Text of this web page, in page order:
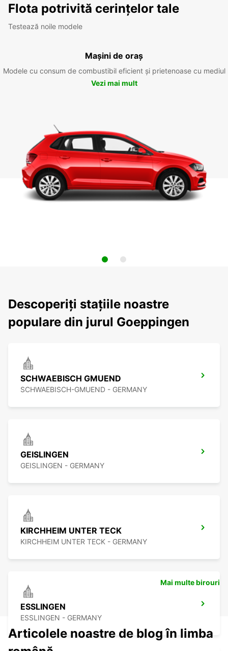
Flota potrivită cerințelor tale
Testează noile modele
Mașini de oraș
Modele cu consum de combustibil eficient și prietenoase cu mediul
Vezi mai mult
Descoperiți stațiile noastre
populare din jurul Goeppingen
SCHWAEBISCH GMUEND
SCHWAEBISCH-GMUEND - GERMANY
GEISLINGEN
GEISLINGEN - GERMANY
KIRCHHEIM UNTER TECK
KIRCHHEIM UNTER TECK - GERMANY
ESSLINGEN
ESSLINGEN - GERMANY
Mai multe birouri
Articolele noastre de blog în limba